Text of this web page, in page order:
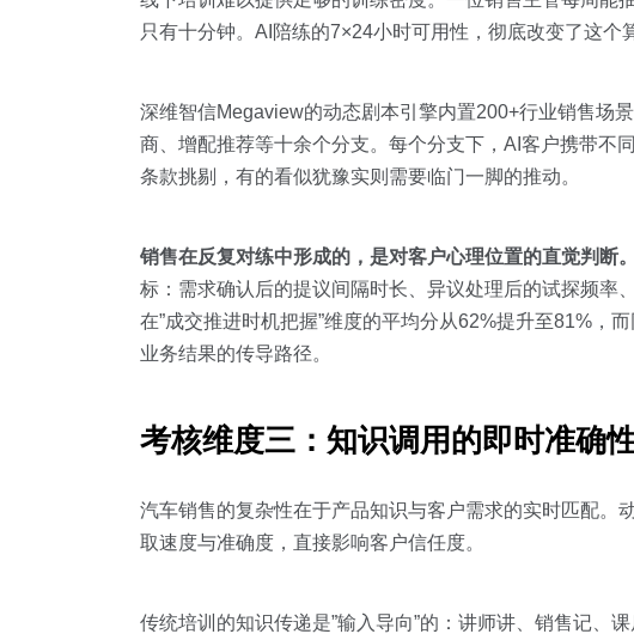
只有十分钟。AI陪练的7×24小时可用性，彻底改变了这个
深维智信Megaview的动态剧本引擎内置200+行业销售场
商、增配推荐等十余个分支。每个分支下，AI客户携带不
条款挑剔，有的看似犹豫实则需要临门一脚的推动。
销售在反复对练中形成的，是对客户心理位置的直觉判断。
标：需求确认后的提议间隔时长、异议处理后的试探频率
在”成交推进时机把握”维度的平均分从62%提升至81%
业务结果的传导路径。
考核维度三：知识调用的即时准确
汽车销售的复杂性在于产品知识与客户需求的实时匹配
取速度与准确度，直接影响客户信任度。
传统培训的知识传递是”输入导向”的：讲师讲、销售记、